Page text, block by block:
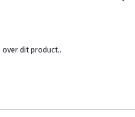
over dit product..